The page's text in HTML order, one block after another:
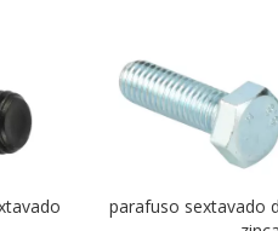
parafuso sextavado